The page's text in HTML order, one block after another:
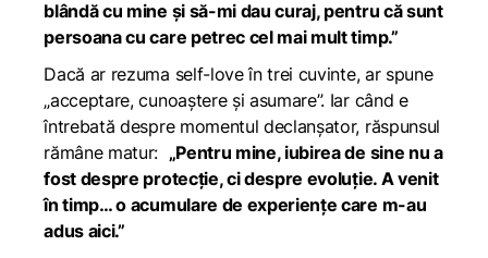
blândă cu mine și să-mi dau curaj, pentru că sunt
persoana cu care petrec cel mai mult timp.”
Dacă ar rezuma self-love în trei cuvinte, ar spune
„acceptare, cunoaștere și asumare”. Iar când e
întrebată despre momentul declanșator, răspunsul
rămâne matur: „Pentru mine, iubirea de sine nu a
fost despre protecție, ci despre evoluție. A venit
în timp… o acumulare de experiențe care m-au
adus aici.”